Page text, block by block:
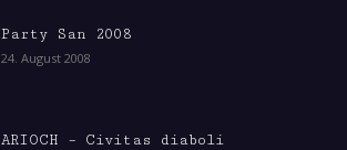
Party San 2008
24. August 2008
ARIOCH – Civitas diaboli